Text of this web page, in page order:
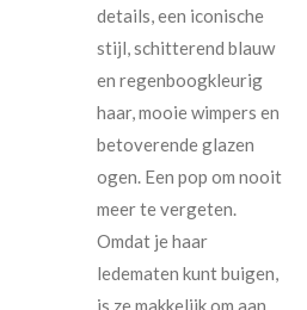
details, een iconische
stijl, schitterend blauw
en regenboogkleurig
haar, mooie wimpers en
betoverende glazen
ogen. Een pop om nooit
meer te vergeten.
Omdat je haar
ledematen kunt buigen,
is ze makkelijk om aan